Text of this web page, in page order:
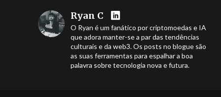
Ryan C
O Ryan é um fanático por criptomoedas e IA
que adora manter-se a par das tendências
culturais e da web3. Os posts no blogue são
as suas ferramentas para espalhar a boa
palavra sobre tecnologia nova e futura.